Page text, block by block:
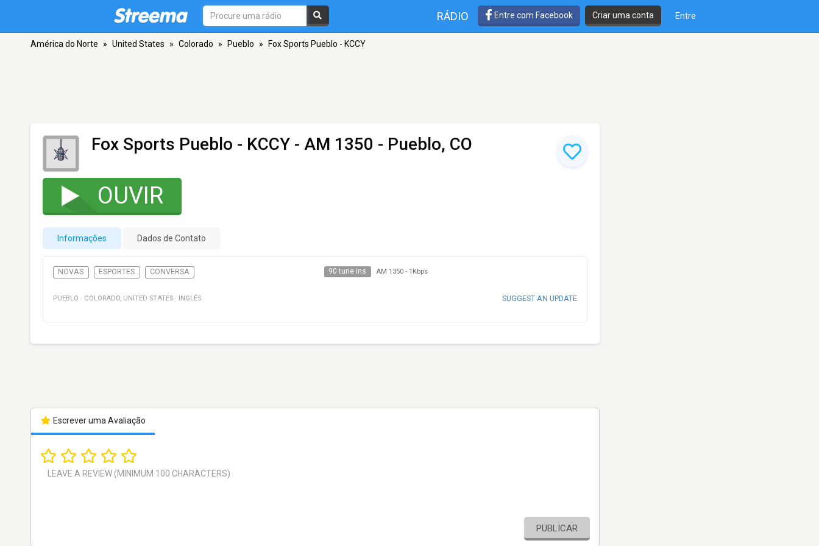
RÁDIO Entre com Facebook Criar uma conta Entre
América do Norte » United States » Colorado » Pueblo » Fox Sports Pueblo - KCCY
Fox Sports Pueblo - KCCY - AM 1350 - Pueblo, CO
OUVIR
Informações Dados de Contato
NOVAS ESPORTES CONVERSA 90 tune ins AM 1350- 1Kbps
PUEBLO · COLORADO, UNITED STATES · INGLÊS SUGGEST AN UPDATE
Escrever uma Avaliação
PUBLICAR